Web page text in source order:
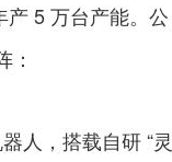
5 万台产能。公
人，搭载自研 “灵